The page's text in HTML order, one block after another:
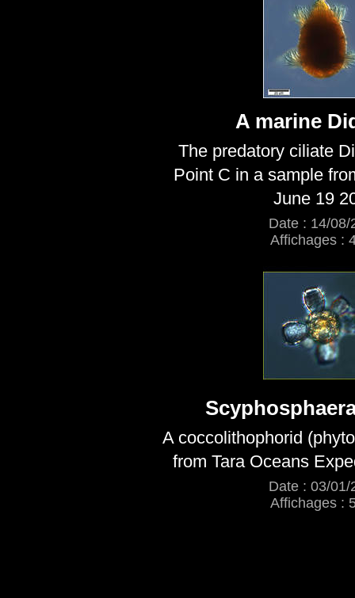
A marine
The predatory ciliate
Point C in a sample
June 19
Date : 14/08/
Affichages :
A coccolithophorid
from Tara Oceans
Date : 03/01/
Affichages :